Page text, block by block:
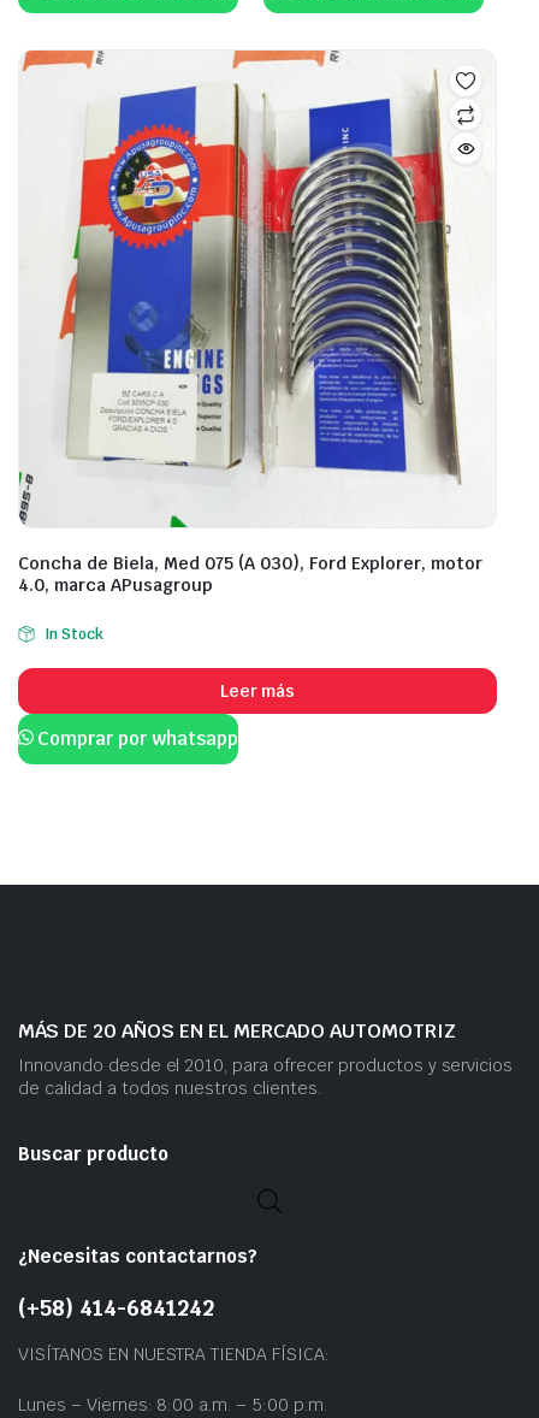
Concha de Biela, Med 075 (A 030), Ford Explorer, motor
4.0, marca APusagroup
In Stock
Leer más
Comprar por whatsapp
MÁS DE 20 AÑOS EN EL MERCADO AUTOMOTRIZ
Innovando desde el 2010, para ofrecer productos y servicios
de calidad a todos nuestros clientes.
Buscar producto
¿Necesitas contactarnos?
(+58) 414-6841242
VISÍTANOS EN NUESTRA TIENDA FÍSICA:
Lunes – Viernes: 8:00 a.m. – 5:00 p.m.